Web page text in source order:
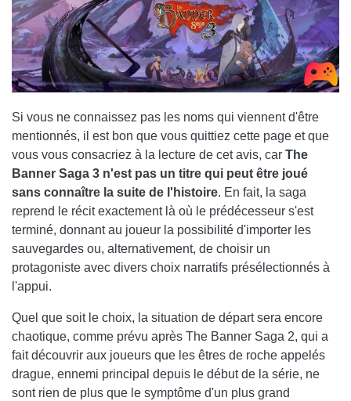
Si vous ne connaissez pas les noms qui viennent d'être
mentionnés, il est bon que vous quittiez cette page et que
vous vous consacriez à la lecture de cet avis, car The
Banner Saga 3 n'est pas un titre qui peut être joué
sans connaître la suite de l'histoire. En fait, la saga
reprend le récit exactement là où le prédécesseur s'est
terminé, donnant au joueur la possibilité d'importer les
sauvegardes ou, alternativement, de choisir un
protagoniste avec divers choix narratifs présélectionnés à
l'appui.
Quel que soit le choix, la situation de départ sera encore
chaotique, comme prévu après The Banner Saga 2, qui a
fait découvrir aux joueurs que les êtres de roche appelés
drague, ennemi principal depuis le début de la série, ne
sont rien de plus que le symptôme d'un plus grand